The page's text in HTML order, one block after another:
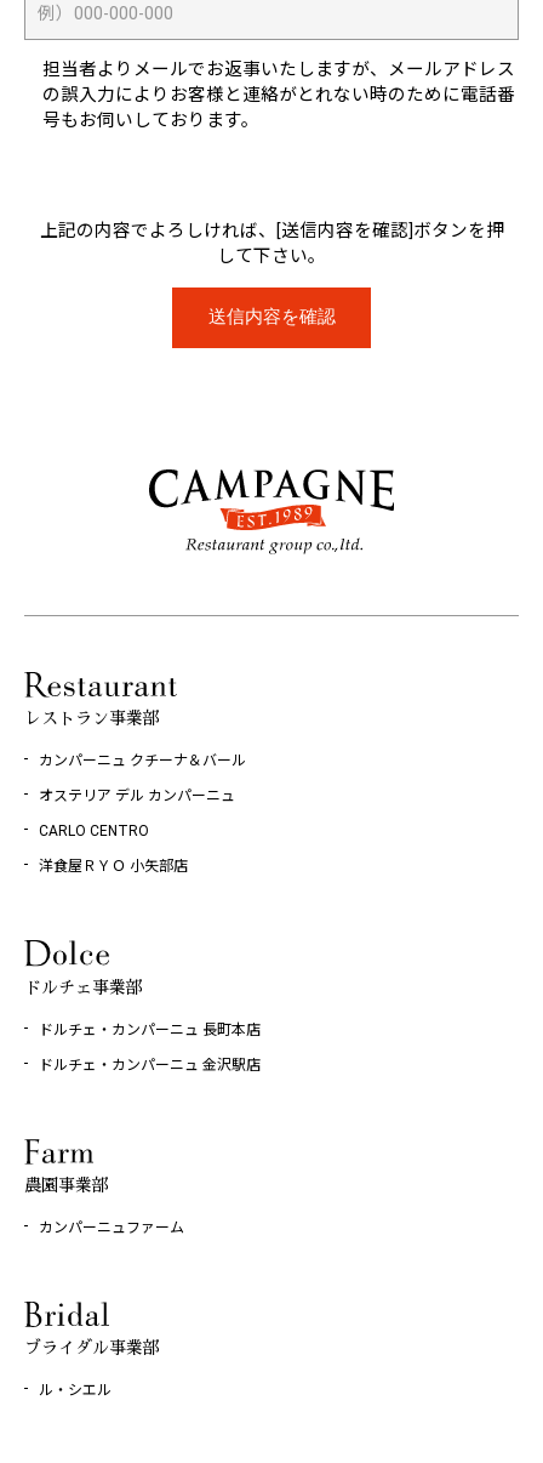
担当者よりメールでお返事いたしますが、メールアドレス
の誤入力によりお客様と連絡がとれない時のために電話番
号もお伺いしております。
上記の内容でよろしければ、[送信内容を確認]ボタンを押
して下さい。
レストラン事業部
カンパーニュ クチーナ＆バール
オステリア デル カンパーニュ
CARLO CENTRO
洋食屋ＲＹＯ 小矢部店
ドルチェ事業部
ドルチェ・カンパーニュ 長町本店
ドルチェ・カンパーニュ 金沢駅店
農園事業部
カンパーニュファーム
ブライダル事業部
ル・シエル